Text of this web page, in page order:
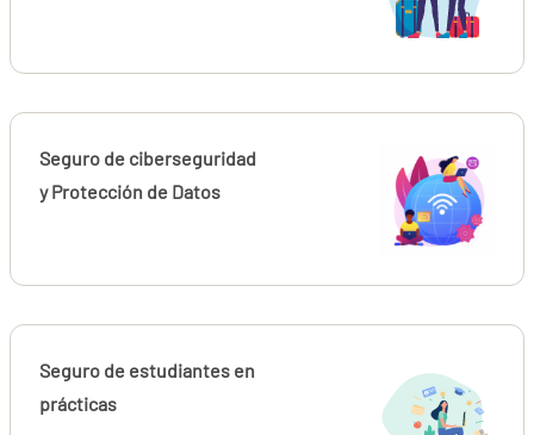
Seguro de ciberseguridad
y Protección de Datos
Seguro de estudiantes en
prácticas